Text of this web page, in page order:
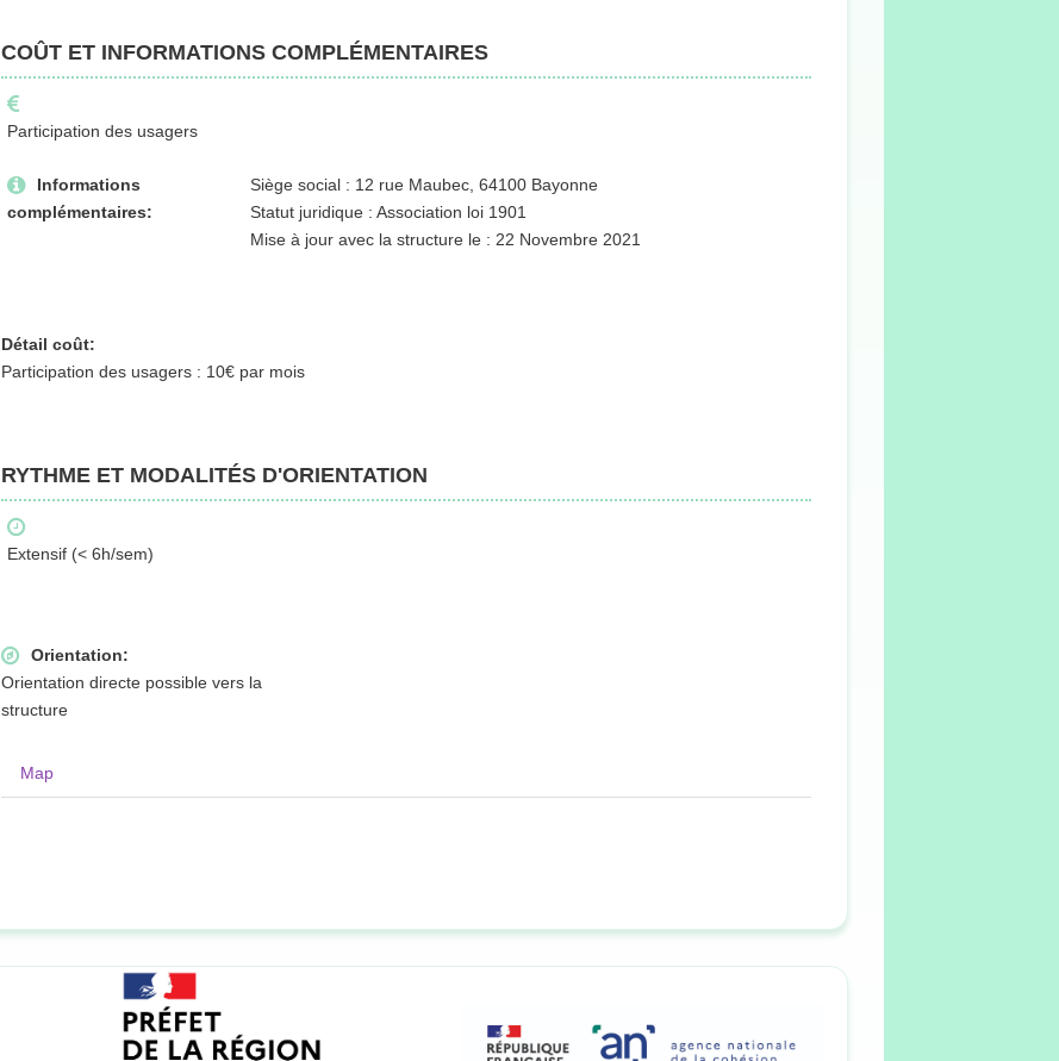
COÛT ET INFORMATIONS COMPLÉMENTAIRES
Participation des usagers
Informations
complémentaires:
Siège social : 12 rue Maubec, 64100 Bayonne
Statut juridique : Association loi 1901
Mise à jour avec la structure le : 22 Novembre 2021
Détail coût:
Participation des usagers : 10€ par mois
RYTHME ET MODALITÉS D'ORIENTATION
Extensif (< 6h/sem)
Orientation:
Orientation directe possible vers la
structure
Map